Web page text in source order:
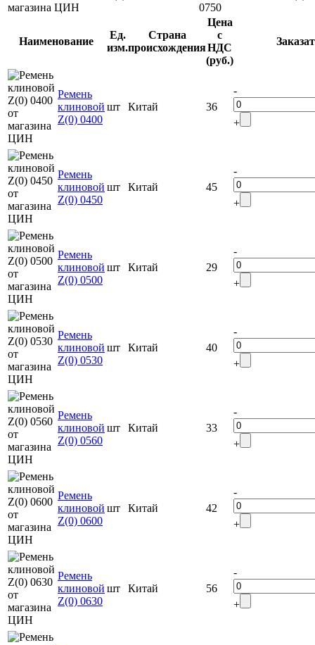
0750
Наименование
Ед.
изм.
Страна
происхождения
Цена
с
НДС
(руб.)
Ремень
клиновой
Z(0) 0400
шт Китай 36
-
+
Ремень
клиновой
Z(0) 0450
шт Китай 45
-
+
Ремень
клиновой
Z(0) 0500
шт Китай 29
-
+
Ремень
клиновой
Z(0) 0530
шт Китай 40
-
+
Ремень
клиновой
Z(0) 0560
шт Китай 33
-
+
Ремень
клиновой
Z(0) 0600
шт Китай 42
-
+
Ремень
клиновой
Z(0) 0630
шт Китай 56
-
+